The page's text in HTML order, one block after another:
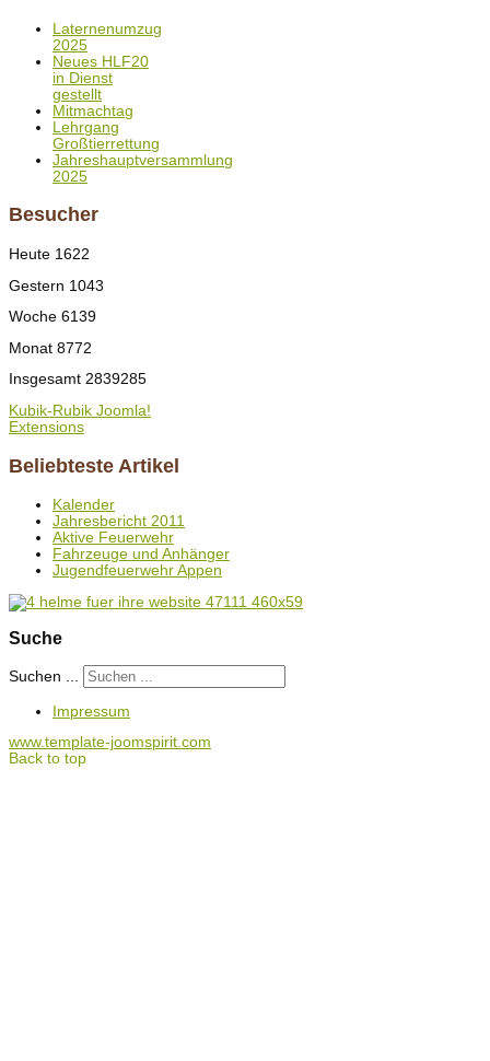
Laternenumzug
2025
Neues HLF20
in Dienst
gestellt
Mitmachtag
Lehrgang
Großtierrettung
Jahreshauptversammlung
2025
Besucher
Heute 1622
Gestern 1043
Woche 6139
Monat 8772
Insgesamt 2839285
Kubik-Rubik Joomla!
Extensions
Beliebteste Artikel
Kalender
Jahresbericht 2011
Aktive Feuerwehr
Fahrzeuge und Anhänger
Jugendfeuerwehr Appen
Suche
Suchen ...
Impressum
www.template-joomspirit.com
Back to top